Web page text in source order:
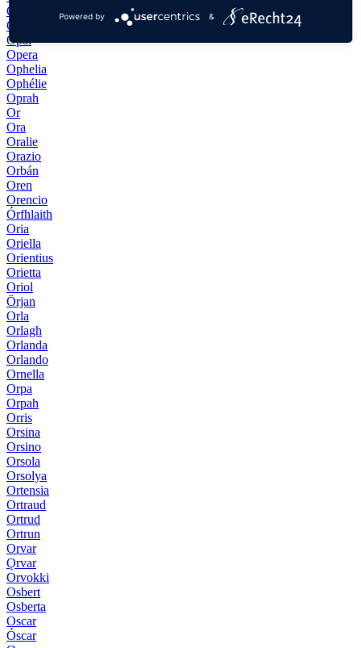
Oona
Oonagh
Opal
Opera
Ophelia
Ophélie
Oprah
Or
Ora
Oralie
Orazio
Orbán
Oren
Orencio
Órfhlaith
Oria
Oriella
Orientius
Orietta
Oriol
Örjan
Orla
Orlagh
Orlanda
Orlando
Ornella
Orpa
Orpah
Orris
Orsina
Orsino
Orsola
Orsolya
Ortensia
Ortraud
Ortrud
Ortrun
Orvar
Ǫrvar
Orvokki
Osbert
Osberta
Oscar
Óscar
Powered by &